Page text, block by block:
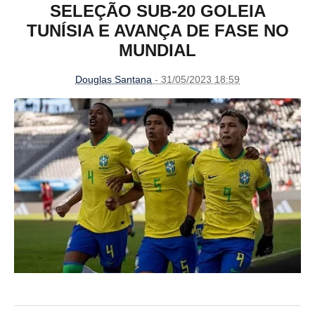
SELEÇÃO SUB-20 GOLEIA
TUNÍSIA E AVANÇA DE FASE NO
MUNDIAL
Douglas Santana - 31/05/2023 18:59